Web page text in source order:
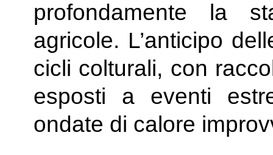
profondamente la
agricole. L’anticipo
cicli colturali, con
esposti a eventi
ondate di calore